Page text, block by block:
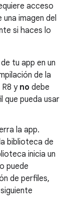
acceso
imagen del
si haces lo
tu app en un
de la
y no debe
que pueda usar
la app.
biblioteca de
inicia un
puede
de perfiles,